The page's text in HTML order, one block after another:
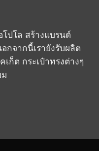
โปโล สร้างแบรนด์
กจากนี้เรายังรับผลิต
ก็ต กระเป๋าทรงต่างๆ